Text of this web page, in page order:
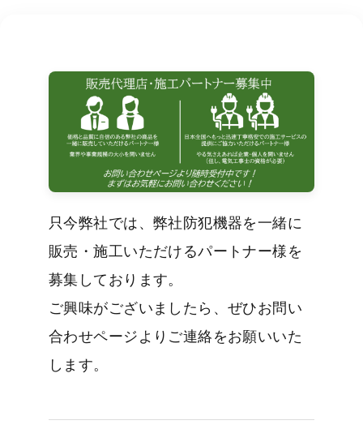
只今弊社では、弊社防犯機器を一緒に
販売・施工いただけるパートナー様を
募集しております。
ご興味がございましたら、ぜひお問い
合わせページよりご連絡をお願いいた
します。